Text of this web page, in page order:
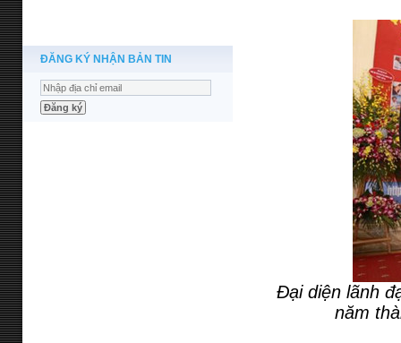
ĐĂNG KÝ NHẬN BẢN TIN
Đại diện lãnh
năm